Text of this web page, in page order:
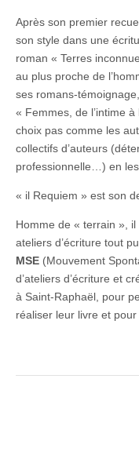
Après son premier
son style dans une
roman « Terres
au plus proche de
ses romans-
« Femmes, de l’intime
choix pas comme les
collectifs d’auteurs
professionnelle…) en
« il Requiem » est son
Homme de « terrain »,
ateliers d’écriture tout
MSE (Mouvement
d’ateliers d’écriture et
à Saint-Raphaël, pour
réaliser leur livre et